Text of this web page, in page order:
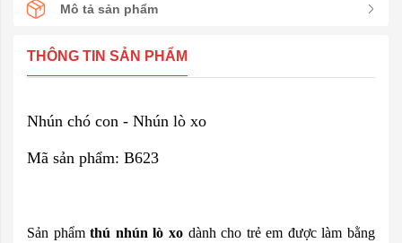
Mô tả sản phẩm
THÔNG TIN SẢN PHẨM
Nhún chó con - Nhún lò xo
Mã sản phẩm: B623
Sản phẩmthú nhún lò xodành cho trẻ em được làm bằng